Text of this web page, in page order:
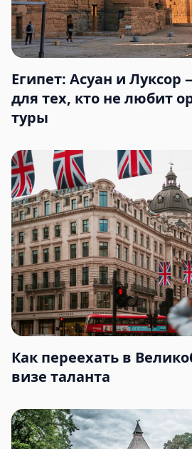
Египет: Асуан и Луксор
для тех, кто не любит
туры
Как переехать в
визе таланта